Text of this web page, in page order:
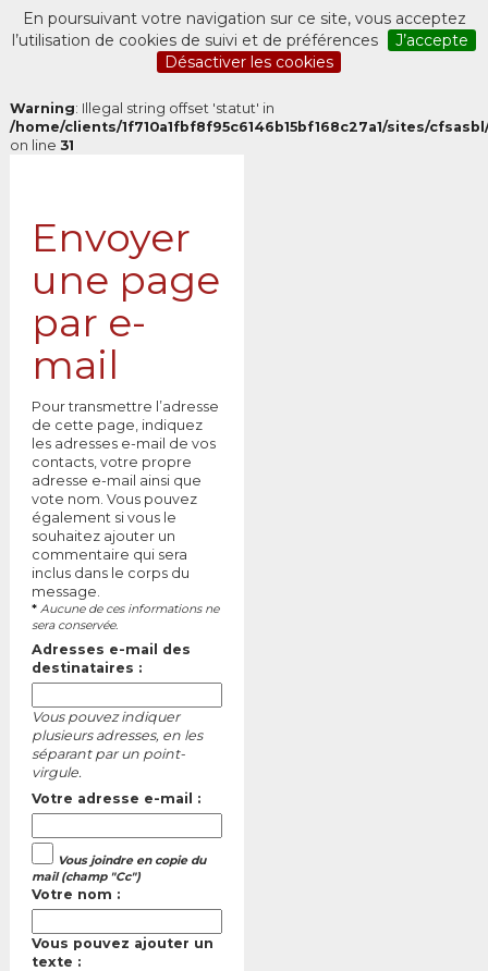
En poursuivant votre navigation sur ce site, vous acceptez
l’utilisation de cookies de suivi et de préférences
J’accepte
Désactiver les cookies
Warning: Illegal string offset 'statut' in
/home/clients/1f710a1fbf8f95c6146b15bf168c27a1/sites/
on line 31
Envoyer
une page
par e-
mail
Pour transmettre l’adresse
de cette page, indiquez
les adresses e-mail de vos
contacts, votre propre
adresse e-mail ainsi que
vote nom. Vous pouvez
également si vous le
souhaitez ajouter un
commentaire qui sera
inclus dans le corps du
message.
* Aucune de ces informations ne
sera conservée.
Adresses e-mail des
destinataires :
Vous pouvez indiquer
plusieurs adresses, en les
séparant par un point-
virgule.
Votre adresse e-mail :
Vous joindre en copie du
mail (champ "Cc")
Votre nom :
Vous pouvez ajouter un
texte :